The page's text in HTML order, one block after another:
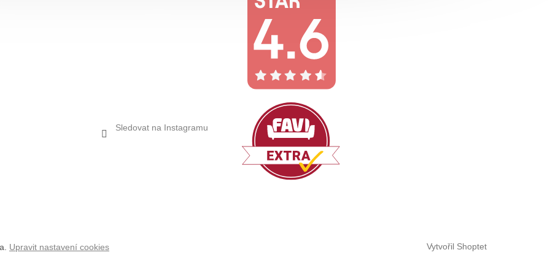
Sledovat na Instagramu
Vytvořil Shoptet
Upravit nastavení cookies